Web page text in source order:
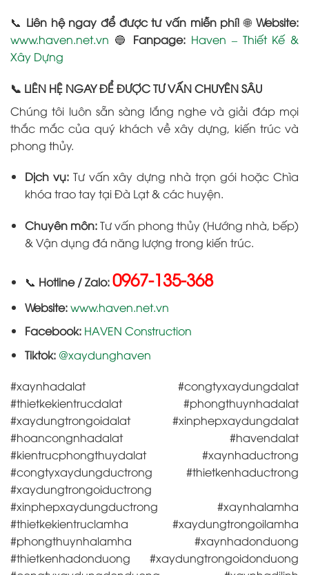
📞 Liên hệ ngay để được tư vấn miễn phí! 🌐Website:
www.haven.net.vn 🔵 Fanpage: Haven – Thiết Kế &
Xây Dựng
📞 LIÊN HỆ NGAY ĐỂ ĐƯỢC TƯ VẤN CHUYÊN SÂU
Chúng tôi luôn sẵn sàng lắng nghe và giải đáp mọi
thắc mắc của quý khách về xây dựng, kiến trúc và
phong thủy.
Dịch vụ:Tư vấn xây dựng nhà trọn gói hoặc Chìa
khóa trao tay tại Đà Lạt & các huyện.
Chuyên môn:Tư vấn phong thủy (Hướng nhà, bếp)
& Vận dụng đá năng lượng trong kiến trúc.
📞 Hotline / Zalo:0967-135-368
Website:www.haven.net.vn
Facebook: HAVEN Construction
Tiktok: @xaydunghaven
#xaynhadalat #congtyxaydungdalat
#thietkekientrucdalat #phongthuynhadalat
#xaydungtrongoidalat #xinphepxaydungdalat
#hoancongnhadalat #havendalat
#kientrucphongthuydalat #xaynhaductrong
#congtyxaydungductrong #thietkenhaductrong
#xaydungtrongoiductrong
#xinphepxaydungductrong #xaynhalamha
#thietkekientruclamha #xaydungtrongoilamha
#phongthuynhalamha #xaynhadonduong
#thietkenhadonduong #xaydungtrongoidonduong